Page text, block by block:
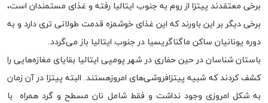
برخی معتقدند پیتزا از روم به جنوب ایتالیا رفته و غذای مستمندان است،
برخی دیگر بر این باورند که این غذای خوشمزه قدمت طولانی تری دارد و به
دوره یونانیان ساکن ماگناگریسیا در جنوب ایتالیا باز می‌گردد.
باستان شناسان در حین حفاری‌ در شهر پومپی ایتالیا بقایای مغازه‌هایی را
کشف کردند که شبیه پیتزافروشی‌های امروزهستند. البته پیتزا در آن زمان
به شکل امروزی وجود نداشت و فقط شامل نان مسطح و گرد همراه با